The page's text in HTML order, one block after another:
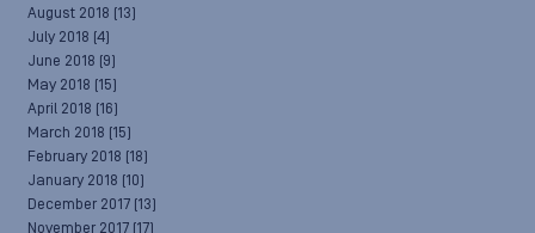
August 2018 (13)
July 2018 (4)
June 2018 (9)
May 2018 (15)
April 2018 (16)
March 2018 (15)
February 2018 (18)
January 2018 (10)
December 2017 (13)
November 2017 (17)